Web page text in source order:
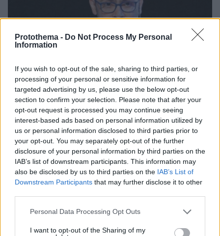
Protothema - Do Not Process My Personal
Information
If you wish to opt-out of the sale, sharing to third parties, or
processing of your personal or sensitive information for
targeted advertising by us, please use the below opt-out
section to confirm your selection. Please note that after your
opt-out request is processed you may continue seeing
interest-based ads based on personal information utilized by
us or personal information disclosed to third parties prior to
your opt-out. You may separately opt-out of the further
disclosure of your personal information by third parties on the
IAB’s list of downstream participants. This information may
also be disclosed by us to third parties on the IAB’s List of
Downstream Participants that may further disclose it to other
Please note that this website/app uses one or more Google
not limited to your visit or usage behaviour. You may click to
Personal Data Processing Opt Outs
I want to opt-out of the Sharing of my
Σερ Ντέμης Χασάμπης: Ποιος είναι ο Έλληνας
05.08.2026, 21:43
πούλησαν τα πάντα για να